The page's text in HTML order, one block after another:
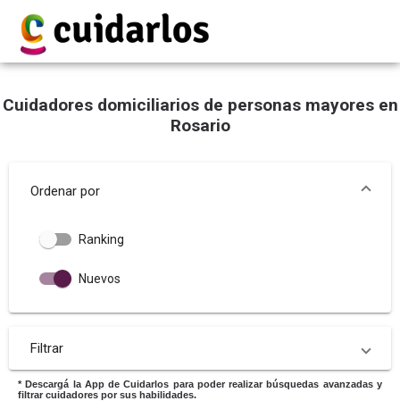
Cuidadores domiciliarios de personas mayores en
Rosario
Ordenar por
Ranking
Nuevos
Filtrar
* Descargá la App de Cuidarlos para poder realizar búsquedas avanzadas y
filtrar cuidadores por sus habilidades.